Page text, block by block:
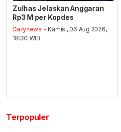
Zulhas Jelaskan Anggaran
Rp3 M per Kopdes
Dailynews - Kamis , 06 Aug 2026,
18:30 WIB
Terpopuler